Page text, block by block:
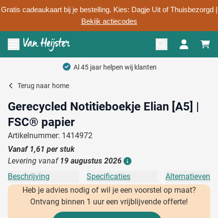
Gratis cadeaukaart bij je bestelling. Kies: Dagje Uit of Thuisbezorgd |
Bekijk actiecodes
Ga naar de inhoud
Menu openen
Terug naar home
Gerecycled Notitieboekje Elian [A5] |
FSC® papier
Artikelnummer: 1414972
Vanaf 1,61 per stuk
Levering vanaf 19 augustus 2026
Beschrijving Specificaties
Alternatieven
Heb je advies nodig of wil je een voorstel op maat?
Ontvang binnen 1 uur een vrijblijvende offerte!